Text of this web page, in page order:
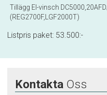
Tillägg El-vinsch
(REG2700F,LGF2000T)
Listpris paket: 53.500:-
Kontakta Oss